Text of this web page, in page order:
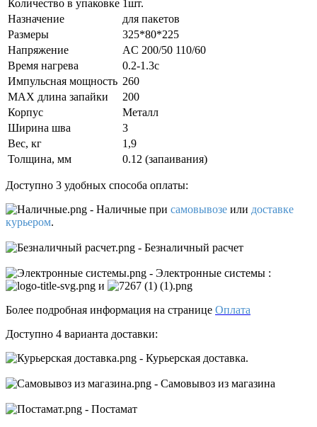
Количество в упаковке 1шт.
Назначение
для пакетов
Размеры
325*80*225
Напряжение
AC 200/50 110/60
Время нагрева
0.2-1.3с
Импульсная мощность 260
MAX длина запайки
200
Корпус
Металл
Ширина шва
3
Вес, кг
1,9
Толщина, мм
0.12 (запаивания)
Доступно 3 удобных способа оплаты:
- Наличные при самовывозе или доставке
курьером.
- Безналичный расчет
- Электронные системы :
и
Более подробная информация на странице Оплата
Доступно 4 варианта доставки:
- Курьерская доставка.
- Самовывоз из магазина
- Постамат